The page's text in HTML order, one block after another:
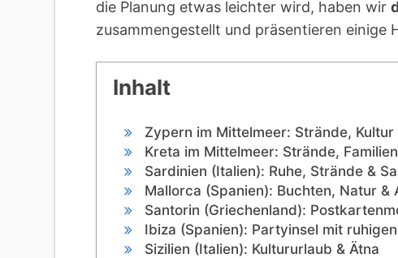
die Planung etwas leichter wird, haben wir
zusammengestellt und präsentieren einige
Inhalt
Zypern im Mittelmeer: Strände, Kultur
Kreta im Mittelmeer: Strände,
Sardinien (Italien): Ruhe, Strände &
Mallorca (Spanien): Buchten, Natur &
Santorin (Griechenland):
Ibiza (Spanien): Partyinsel mit
Sizilien (Italien): Kultururlaub & Ätna